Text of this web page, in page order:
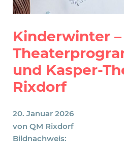
Kinderwinter –
und Kasper-
Rixdorf
20. Januar 2026
von QM Rixdorf
Bildnachweis: